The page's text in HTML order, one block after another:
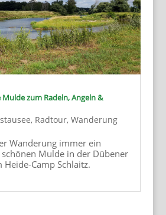
Mulde zum Radeln, Angeln &
, Radtour, Wanderung
Wanderung immer ein
Mulde in der Dübener
Heide-Camp Schlaitz.